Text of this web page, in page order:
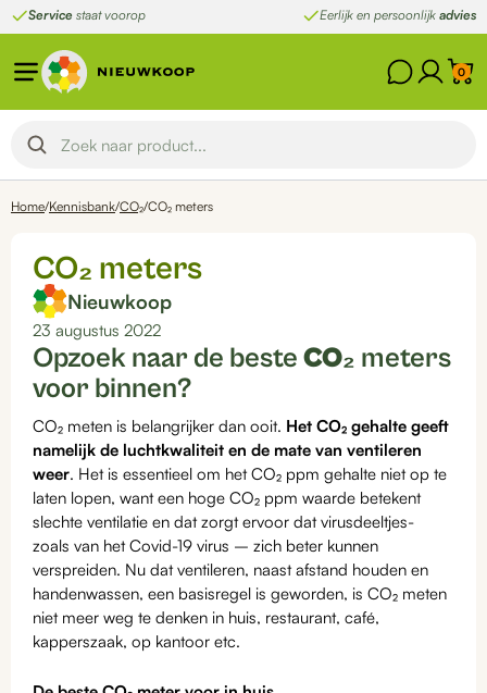
Ga
naar
de
inhoud
Service staat voorop Eerlijk en persoonlijk advies
0
Home/Kennisbank/CO₂/CO₂ meters
CO₂ meters
Nieuwkoop
23 augustus 2022
Opzoek naar de beste CO₂ meters
voor binnen?
CO₂ meten is belangrijker dan ooit. Het CO₂ gehalte geeft
namelijk de luchtkwaliteit en de mate van ventileren
weer. Het is essentieel om het CO₂ ppm gehalte niet op te
laten lopen, want een hoge CO₂ ppm waarde betekent
slechte ventilatie en dat zorgt ervoor dat virusdeeltjes-
zoals van het Covid-19 virus – zich beter kunnen
verspreiden. Nu dat ventileren, naast afstand houden en
handenwassen, een basisregel is geworden, is CO₂ meten
niet meer weg te denken in huis, restaurant, café,
kapperszaak, op kantoor etc.